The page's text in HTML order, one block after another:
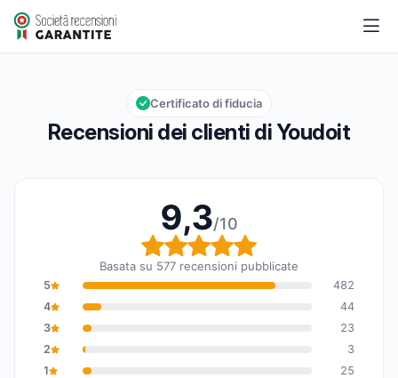
Youdoit
Valutazione globale: 9,3 su 10
9,3/10
Recensioni dei clienti di Youdoit
Certificato di fiducia
9,3/10
Valutazione globale:
Basata su 577 recensioni pubblicate
5
482
4
44
3
23
2
3
1
25